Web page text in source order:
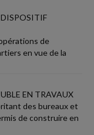
DISPOSITIF
de
en vue de la
EN TRAVAUX
des bureaux et
de construire en